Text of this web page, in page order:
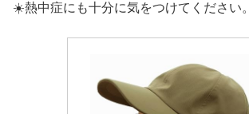
☀️熱中症にも十分に気をつけてください。